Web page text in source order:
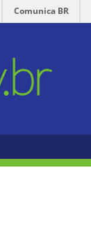
Comunica BR